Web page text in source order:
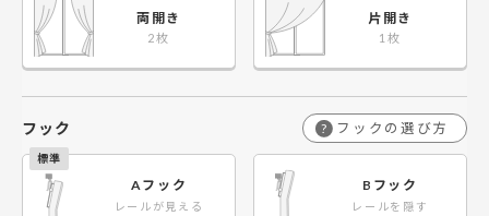
両開き 片開き
フック ? フックの選び方
Aフック
レールが見える
Bフック
レールを隠す